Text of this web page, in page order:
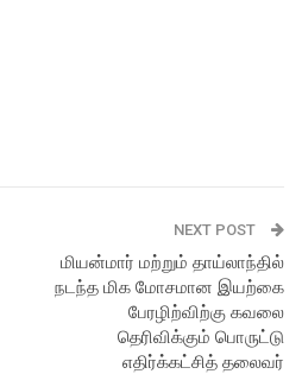
NEXT POST
மியன்மார் மற்றும் தாய்லாந்தில்
நடந்த மிக மோசமான இயற்கை
பேரழிற்விற்கு கவலை
தெரிவிக்கும் பொருட்டு
எதிர்க்கட்சித் தலைவர்